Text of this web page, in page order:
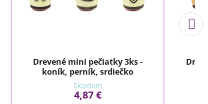
Drevené mini pečiatky 3ks -
koník, perník, srdiečko
Skladom
4,87 €